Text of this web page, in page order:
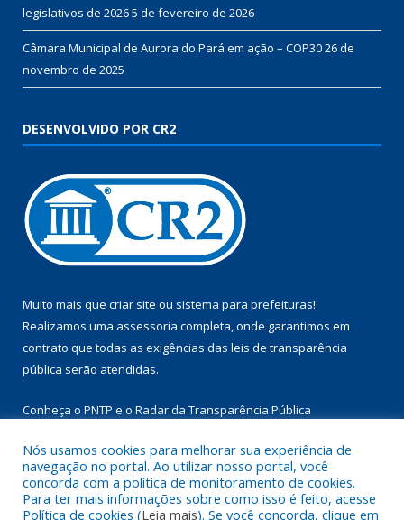
legislativos de 20265 de fevereiro de 2026
Câmara Municipal de Aurora do Pará em ação – COP3026 de
novembro de 2025
DESENVOLVIDO POR CR2
Muito mais que criar site ou sistema para prefeituras!
Realizamos uma assessoria completa, onde garantimos em
contrato que todas as exigências das leis de transparência
pública serão atendidas.
Conheça o PNTP e o Radar da Transparência Pública
Todos os direitos reservados a Câmara Municipal de Aurora do
Nós usamos cookies para melhorar sua experiência de
navegação no portal. Ao utilizar nosso portal, você
concorda com a política de monitoramento de cookies.
Para ter mais informações sobre como isso é feito, acesse
Política de cookies (Leia mais). Se você concorda, clique em